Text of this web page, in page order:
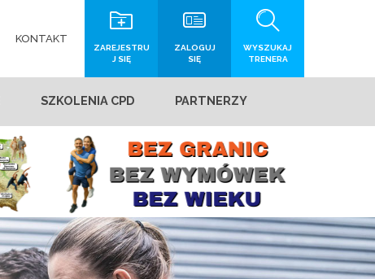
KONTAKT
WYSZUKAJ
TRENERA
ZALOGUJ
SIĘ
ZAREJESTRU
J SIĘ
SZKOLENIA CPD PARTNERZY